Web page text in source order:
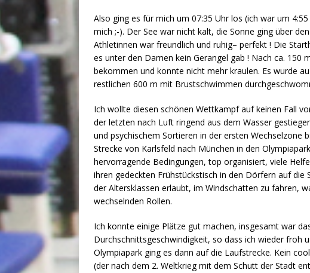
Also ging es für mich um 07:35 Uhr los (ich war um
mich ;-). Der See war nicht kalt, die Sonne ging über
Athletinnen war freundlich und ruhig– perfekt ! Die
es unter den Damen kein Gerangel gab ! Nach ca. 150
bekommen und konnte nicht mehr kraulen. Es wurde
restlichen 600 m mit Brustschwimmen
Ich wollte diesen schönen Wettkampf auf keinen Fall
der letzten nach Luft ringend aus dem Wasser
und psychischem Sortieren in der ersten Wechselzone
Strecke von Karlsfeld nach München in den
hervorragende Bedingungen, top organisiert, viele
ihren gedeckten Frühstückstisch in den Dörfern auf die
der Altersklassen erlaubt, im Windschatten zu fahren,
wechselnden Rollen.
Ich konnte einige Plätze gut machen, insgesamt war
Durchschnittsgeschwindigkeit, so dass ich wieder froh
Olympiapark ging es dann auf die Laufstrecke. Kein
(der nach dem 2. Weltkrieg mit dem Schutt der Stadt